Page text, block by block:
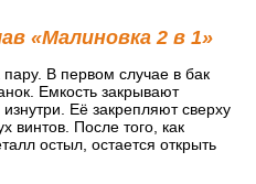
«Малиновка 2 в 1»
В первом случае в бак
Емкость закрывают
Её закрепляют сверху
винтов. После того, как
остыл, остается открыть